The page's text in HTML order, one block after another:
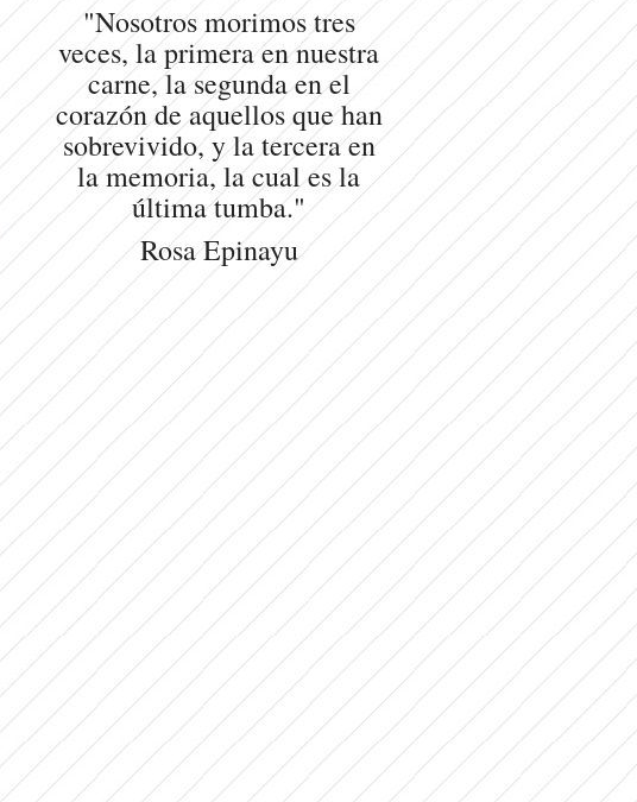
"Nosotros morimos tres
veces, la primera en nuestra
carne, la segunda en el
corazón de aquellos que han
sobrevivido, y la tercera en
la memoria, la cual es la
última tumba."
Rosa Epinayu